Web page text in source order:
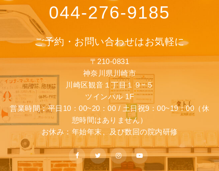
044-276-9185
ご予約・お問い合わせはお気軽に
〒210-0831
神奈川県川崎市
川崎区観音１丁目１９−５
ツインパル 1F
営業時間：平日10：00~20：00 / 土日祝9：00~19：00（休
憩時間はありません）
お休み：年始年末、及び数回の院内研修